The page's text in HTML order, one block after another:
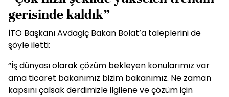
gerisinde kaldık”
İTO Başkanı Avdagiç Bakan Bolat’a taleplerini de
şöyle iletti:
“İş dünyası olarak çözüm bekleyen konularımız var
ama ticaret bakanımız bizim bakanımız. Ne zaman
kapsını çalsak derdimizle ilgilene ve çözüm için